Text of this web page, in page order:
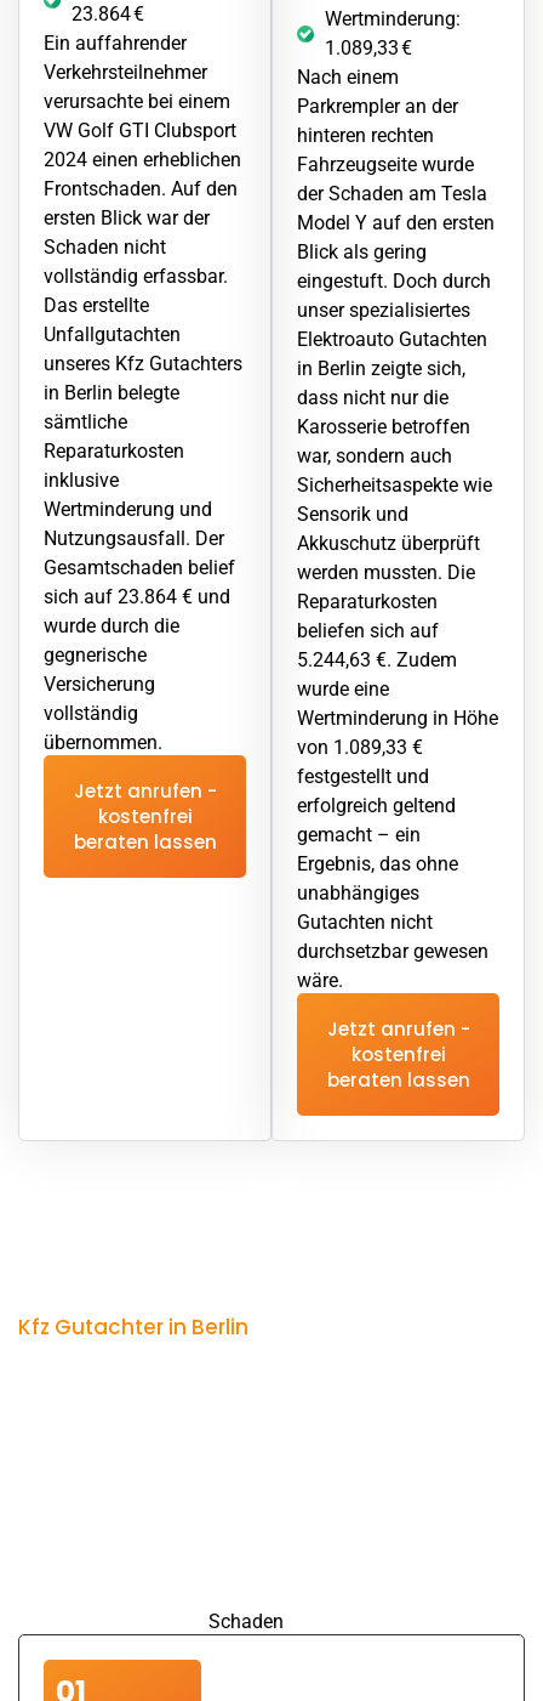
23.864 €
Ein auffahrender
Verkehrsteilnehmer
verursachte bei einem
VW Golf GTI Clubsport
2024 einen erheblichen
Frontschaden. Auf den
ersten Blick war der
Schaden nicht
vollständig erfassbar.
Das erstellte
Unfallgutachten
unseres Kfz Gutachters
in Berlin belegte
sämtliche
Reparaturkosten
inklusive
Wertminderung und
Nutzungsausfall. Der
Gesamtschaden belief
sich auf 23.864 € und
wurde durch die
gegnerische
Versicherung
vollständig
übernommen.
Jetzt anrufen -
kostenfrei
beraten lassen
Wertminderung:
1.089,33 €
Nach einem
Parkrempler an der
hinteren rechten
Fahrzeugseite wurde
derSchaden am Tesla
Model Y auf den ersten
Blick als gering
eingestuft. Doch durch
unser spezialisiertes
Elektroauto Gutachten
in Berlin zeigte sich,
dass nicht nur die
Karosserie betroffen
war, sondern auch
Sicherheitsaspekte wie
Sensorik und
Akkuschutz überprüft
werden mussten. Die
Reparaturkosten
beliefen sich auf
5.244,63 €. Zudem
wurde eine
Wertminderung in Höhe
von 1.089,33 €
festgestellt und
erfolgreich geltend
gemacht – ein
Ergebnis, das ohne
unabhängiges
Gutachten nicht
durchsetzbar gewesen
wäre.
Jetzt anrufen -
kostenfrei
beraten lassen
Kfz Gutachter in Berlin
Schaden
01